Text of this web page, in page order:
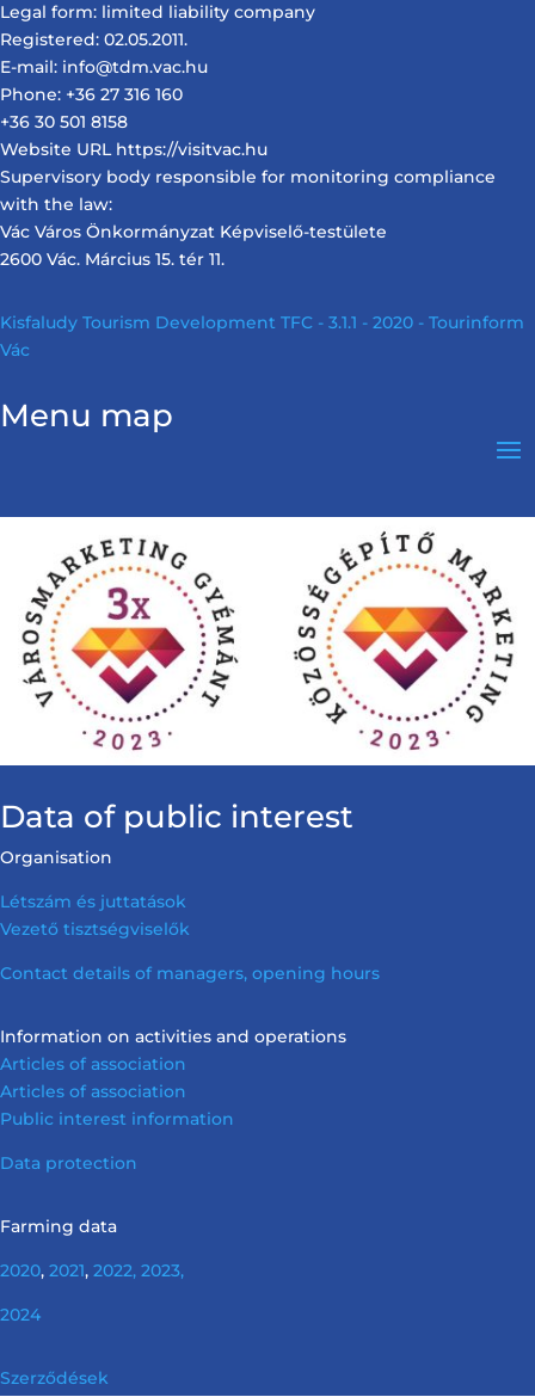
Legal form: limited liability company
Registered: 02.05.2011.
E-mail: info@tdm.vac.hu
Phone: +36 27 316 160
+36 30 501 8158
Website URL https://visitvac.hu
Supervisory body responsible for monitoring compliance
with the law:
Vác Város Önkormányzat Képviselő-testülete
2600 Vác. Március 15. tér 11.
Kisfaludy Tourism Development TFC - 3.1.1 - 2020 - Tourinform
Vác
Menu map
Data of public interest
Organisation
Létszám és juttatások
Vezető tisztségviselők
Contact details of managers, opening hours
Information on activities and operations
Articles of association
Articles of association
Public interest information
Data protection
Farming data
2020, 2021, 2022, 2023,
2024
Szerződések